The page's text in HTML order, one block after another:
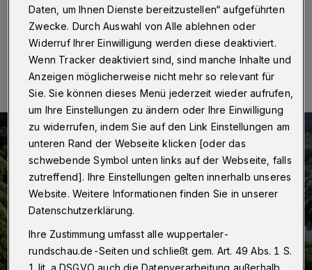
04.06.2024 , 14:24 Uhr Eine Minute Lesezeit
Daten, um Ihnen Dienste bereitzustellen“ aufgeführten
Zwecke. Durch Auswahl von Alle ablehnen oder
Widerruf Ihrer Einwilligung werden diese deaktiviert.
Wenn Tracker deaktiviert sind, sind manche Inhalte und
Anzeigen möglicherweise nicht mehr so relevant für
Sie. Sie können dieses Menü jederzeit wieder aufrufen,
um Ihre Einstellungen zu ändern oder Ihre Einwilligung
zu widerrufen, indem Sie auf den Link Einstellungen am
unteren Rand der Webseite klicken [oder das
schwebende Symbol unten links auf der Webseite, falls
zutreffend]. Ihre Einstellungen gelten innerhalb unseres
Website. Weitere Informationen finden Sie in unserer
Datenschutzerklärung.
Ihre Zustimmung umfasst alle wuppertaler-
rundschau.de-Seiten und schließt gem. Art. 49 Abs. 1 S.